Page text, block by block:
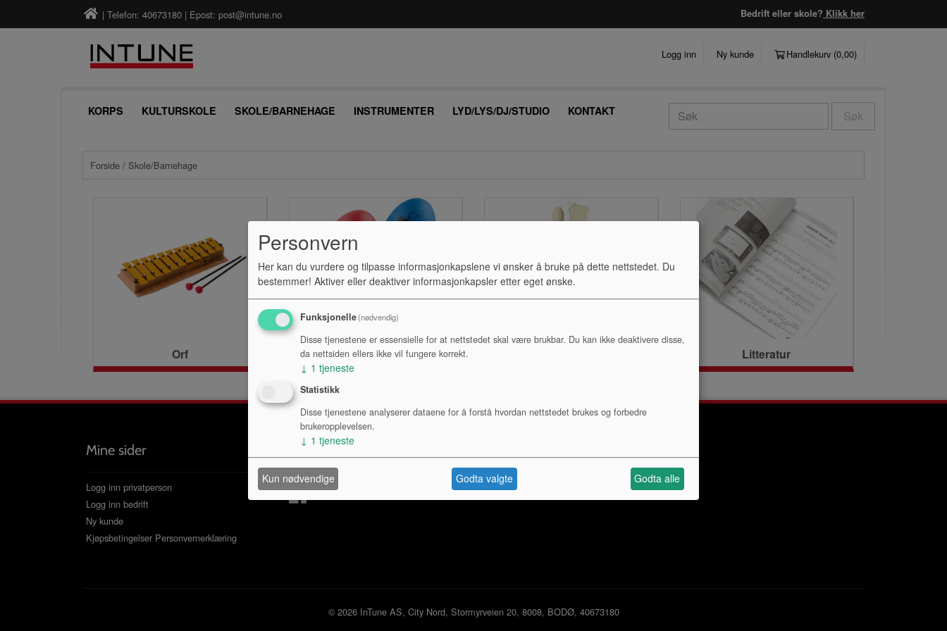
| Telefon: 40673180 | Epost: post@intune.no Bedrift eller skole? Klikk her
Logg inn Ny kunde Handlekurv (0,00)
KORPS KULTURSKOLE SKOLE/BARNEHAGE INSTRUMENTER LYD/LYS/DJ/STUDIO KONTAKT Søk
Forside / Skole/Barnehage
Orf Rytmeinstrument Litteratur
Mine sider
Logg inn privatperson
Logg inn bedrift
Ny kunde
Kjøpsbetingelser Personvernerklæring
Følg oss
© 2026 InTune AS, City Nord, Stormyrveien 20, 8008, BODØ, 40673180
Personvern
Her kan du vurdere og tilpasse informasjonkapslene vi ønsker å bruke på dette nettstedet. Du
bestemmer! Aktiver eller deaktiver informasjonkapsler etter eget ønske.
Funksjonelle(nødvendig)
Disse tjenestene er essensielle for at nettstedet skal være brukbar. Du kan ikke deaktivere disse,
da nettsiden ellers ikke vil fungere korrekt.
↓ 1 tjeneste
Statistikk
Disse tjenestene analyserer dataene for å forstå hvordan nettstedet brukes og forbedre
brukeropplevelsen.
↓ 1 tjeneste
Kun nødvendige Godta valgte Godta alle